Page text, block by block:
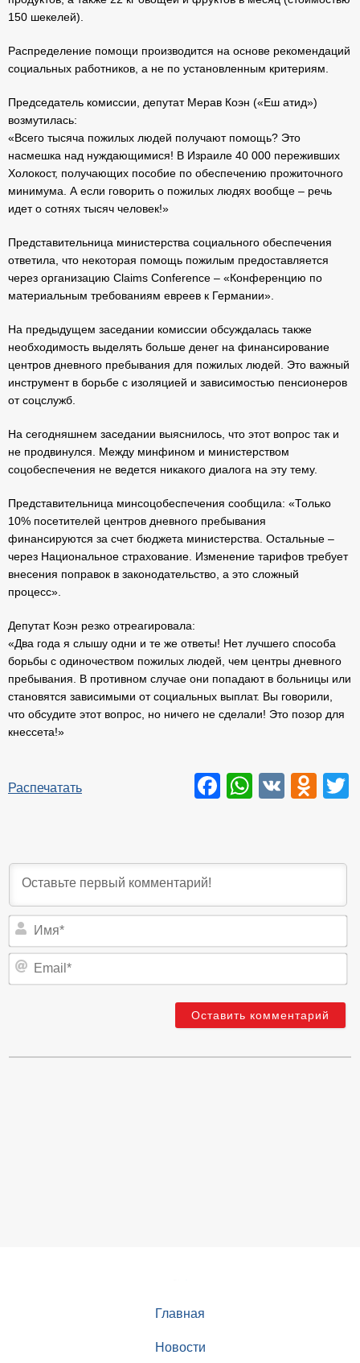
150 шекелей).
Распределение помощи производится на основе рекомендаций
социальных работников, а не по установленным критериям.
Председатель комиссии, депутат Мерав Коэн («Еш атид»)
возмутилась:
«Всего тысяча пожилых людей получают помощь? Это
насмешка над нуждающимися! В Израиле 40 000 переживших
Холокост, получающих пособие по обеспечению прожиточного
минимума. А если говорить о пожилых людях вообще – речь
идет о сотнях тысяч человек!»
Представительница министерства социального обеспечения
ответила, что некоторая помощь пожилым предоставляется
через организацию Claims Conference – «Конференцию по
материальным требованиям евреев к Германии».
На предыдущем заседании комиссии обсуждалась также
необходимость выделять больше денег на финансирование
центров дневного пребывания для пожилых людей. Это важный
инструмент в борьбе с изоляцией и зависимостью пенсионеров
от соцслужб.
На сегодняшнем заседании выяснилось, что этот вопрос так и
не продвинулся. Между минфином и министерством
соцобеспечения не ведется никакого диалога на эту тему.
Представительница минсоцобеспечения сообщила: «Только
10% посетителей центров дневного пребывания
финансируются за счет бюджета министерства. Остальные –
через Национальное страхование. Изменение тарифов требует
внесения поправок в законодательство, а это сложный
процесс».
Депутат Коэн резко отреагировала:
«Два года я слышу одни и те же ответы! Нет лучшего способа
борьбы с одиночеством пожилых людей, чем центры дневного
пребывания. В противном случае они попадают в больницы или
становятся зависимыми от социальных выплат. Вы говорили,
что обсудите этот вопрос, но ничего не сделали! Это позор для
кнессета!»
Распечатать Facebook
VK
Главная
Новости